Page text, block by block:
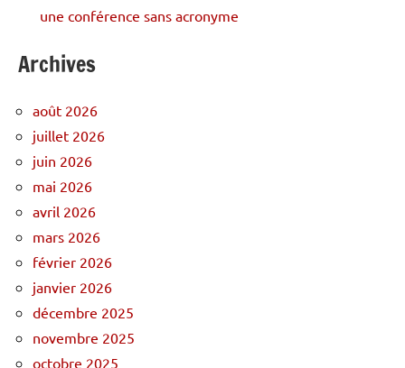
une conférence sans acronyme
Archives
août 2026
juillet 2026
juin 2026
mai 2026
avril 2026
mars 2026
février 2026
janvier 2026
décembre 2025
novembre 2025
octobre 2025